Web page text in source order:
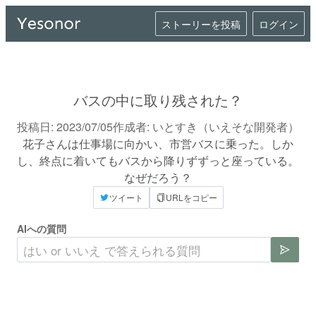
ストーリーを投稿 ログイン
バスの中に取り残された？
投稿日: 2023/07/05作成者: いとすき（いえそな開発者）
花子さんは仕事場に向かい、市営バスに乗った。しか
し、終点に着いてもバスから降りずずっと座っている。
なぜだろう？
ツイート URLをコピー
AIへの質問